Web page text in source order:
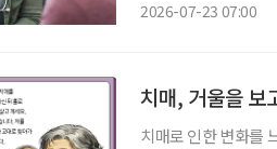
2026-07-23 07:00
치매, 거울을 보
치매로 인한 변화를